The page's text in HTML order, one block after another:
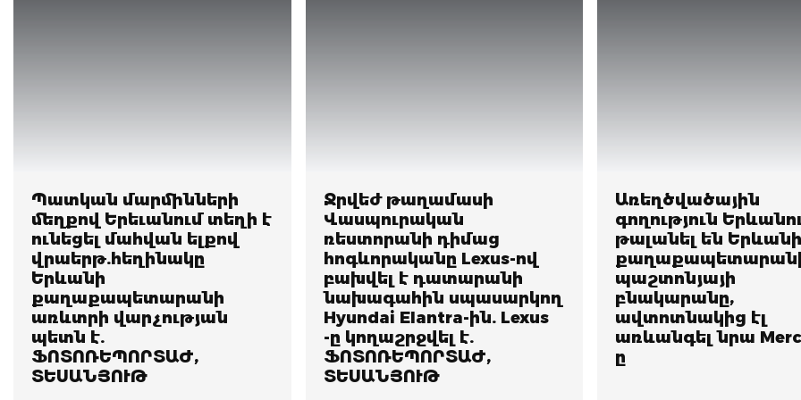
Պատկան մարմինների
մեղքով Երեւանում տեղի է
ունեցել մահվան ելքով
վրաերթ.հեղինակը
Երևանի
քաղաքապետարանի
առևտրի վարչության
պետն է.
ՖՈՏՈՌԵՊՈՐՏԱԺ,
ՏԵՍԱՆՅՈՒԹ
Ջրվեժ թաղամասի
Վասպուրական
ռեստորանի դիմաց
հոգևորականը Lexus-ով
բախվել է դատարանի
նախագահին սպասարկող
Hyundai Elantra-ին. Lexus
-ը կողաշրջվել է.
ՖՈՏՈՌԵՊՈՐՏԱԺ,
ՏԵՍԱՆՅՈՒԹ
Առեղծվածային
գողություն
թալանել են Երևանի
պաշտոնյայի
բնակարանը,
ավտոտնակից էլ
առևանգել նրա
ը